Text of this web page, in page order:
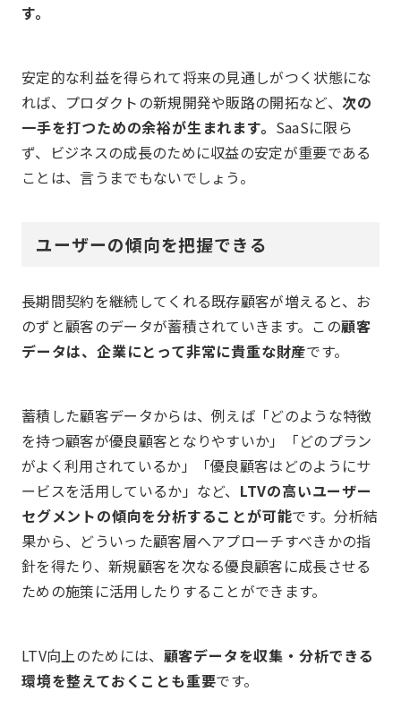
す。
安定的な利益を得られて将来の見通しがつく状態にな
れば、プロダクトの新規開発や販路の開拓など、 次の
一手を打つための余裕が生まれます。 SaaSに限ら
ず、ビジネスの成長のために収益の安定が重要である
ことは、言うまでもないでしょう。
ユーザーの傾向を把握できる
長期間契約を継続してくれる既存顧客が増えると、お
のずと顧客のデータが蓄積されていきます。この顧客
データは、企業にとって非常に貴重な財産です。
蓄積した顧客データからは、例えば「どのような特徴
を持つ顧客が優良顧客となりやすいか」「どのプラン
がよく利用されているか」「優良顧客はどのようにサ
ービスを活用しているか」など、 LTVの高いユーザー
セグメントの傾向を分析することが可能です。分析結
果から、どういった顧客層へアプローチすべきかの指
針を得たり、新規顧客を次なる優良顧客に成長させる
ための施策に活用したりすることができます。
LTV向上のためには、 顧客データを収集・分析できる
環境を整えておくことも重要です。